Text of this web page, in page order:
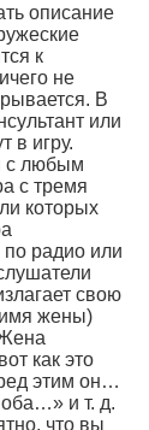
описание
к
не
В
или
в игру.
с любым
с тремя
которых
по радио или
свою
жены)
как это
этим он…
и т. д.
что вы